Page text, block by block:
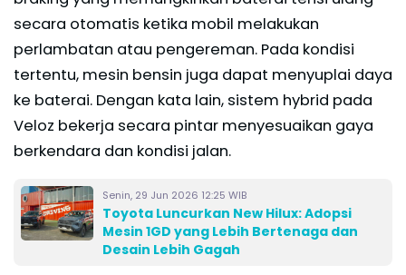
secara otomatis ketika mobil melakukan
perlambatan atau pengereman. Pada kondisi
tertentu, mesin bensin juga dapat menyuplai daya
ke baterai. Dengan kata lain, sistem hybrid pada
Veloz bekerja secara pintar menyesuaikan gaya
berkendara dan kondisi jalan.
Senin, 29 Jun 2026 12:25 WIB
Toyota Luncurkan New Hilux: Adopsi
Mesin 1GD yang Lebih Bertenaga dan
Desain Lebih Gagah